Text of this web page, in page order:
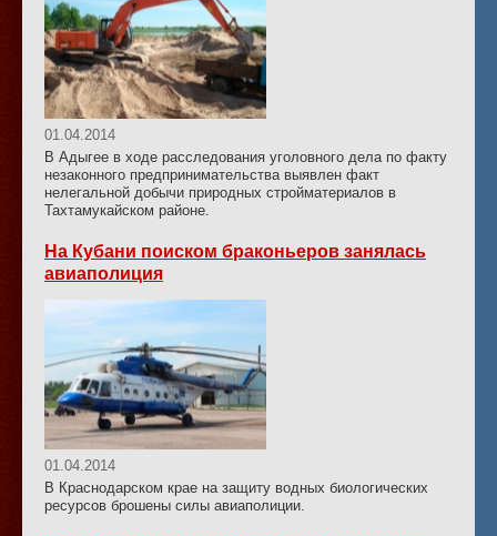
01.04.2014
В Адыгее в ходе расследования уголовного дела по факту
незаконного предпринимательства выявлен факт
нелегальной добычи природных стройматериалов в
Тахтамукайском районе.
На Кубани поиском браконьеров занялась
авиаполиция
01.04.2014
В Краснодарском крае на защиту водных биологических
ресурсов брошены силы авиаполиции.